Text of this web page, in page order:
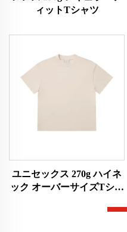
ィットTシャツ
ユニセックス 270g ハイネ
ック オーバーサイズTシャ